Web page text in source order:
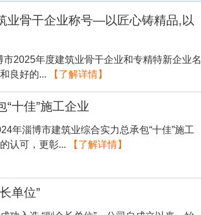
业骨干企业称号—以匠心铸精品,以
2025年度建筑业骨干企业和专精特新企业名
良好的...
【了解详情】
十佳”施工企业
年淄博市建筑业综合实力总承包“十佳”施工
认可，更彰...
【了解详情】
单位”